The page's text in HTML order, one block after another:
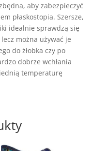
aby zabezpieczyć
płaskostopia. Szersze,
idealnie sprawdzą się
można używać je
do żłobka czy po
dobrze wchłania
temperaturę